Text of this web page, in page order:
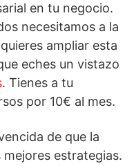
en tu negocio.
necesitamos a la
ampliar esta
eches un vistazo
. Tienes a tu
por 10€ al mes.
de que la
estrategias.